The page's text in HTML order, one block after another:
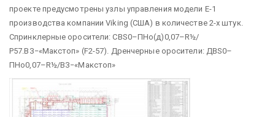
проекте предусмотрены узлы управления модели E-1
производства компании Viking (США) в количестве 2-х штук.
Спринклерные оросители: СВS0–ПНо(д)0,07–R½/
Р57.ВЗ−«Макстоп» (F2-57). Дренчерные оросители: ДВS0–
ПНо0,07–R½/ВЗ−«Макстоп»